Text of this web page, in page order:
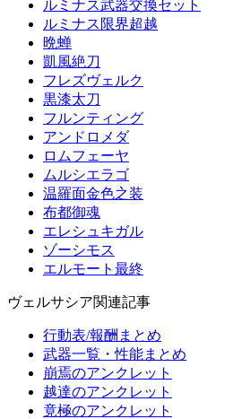
ルミナス武器交換セット
ルミナス限界超越
晩蝉
凱風絶刀
フレズヴェルク
黒漆太刀
フルンティング
アンドロメダ
ロムフェーヤ
ムルシエラゴ
温羅面金色之装
布都御魂
エレシュキガル
ゾーシモス
エルモート最終
ヴェルサシア関連記事
行動表/報酬まとめ
武器一覧・性能まとめ
崩焉のアンクレット
越達のアンクレット
竟極のアンクレット